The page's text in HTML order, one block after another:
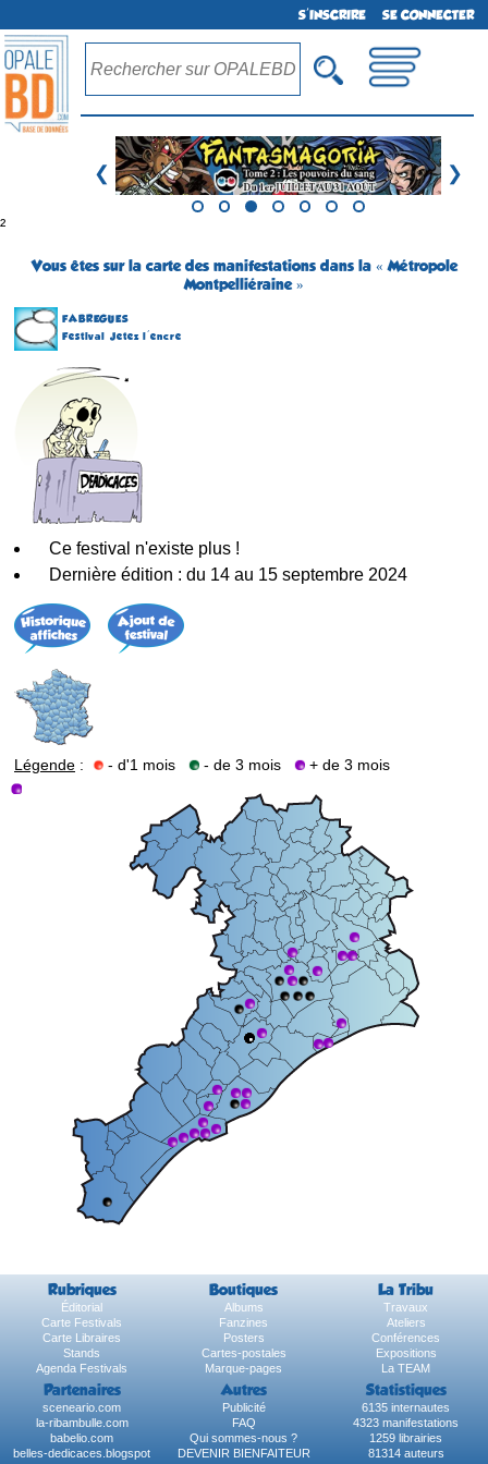
S'INSCRIRE SE CONNECTER
❮ ❯
²
Vous êtes sur la carte des manifestations dans la « Métropole
Montpelliéraine »
FABREGUES
Festival Jetez l'encre
Ce festival n'existe plus !
Dernière édition : du 14 au 15 septembre 2024
Légende : - d'1 mois - de 3 mois + de 3 mois
Rubriques Boutiques La Tribu
Éditorial Albums
Travaux
Carte Festivals
Fanzines
Ateliers
Carte Libraires
Posters
Conférences
Stands
Cartes-postales
Expositions
Agenda Festivals
Marque-pages La TEAM
Partenaires Autres Statistiques
sceneario.com Publicité
6135 internautes
la-ribambulle.com
FAQ
4323 manifestations
babelio.com
Qui sommes-nous ?
1259 librairies
belles-dedicaces.blogspot
DEVENIR BIENFAITEUR
81314 auteurs